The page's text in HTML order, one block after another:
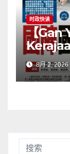
时政快读
【Gan
Anwar
8月 2, 2026